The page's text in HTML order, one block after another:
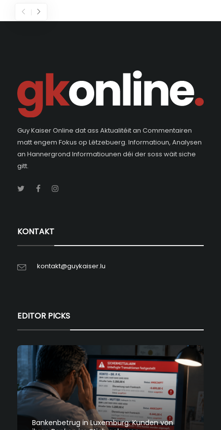
Guy Kaiser Online dat ass Aktualitéit an Commentairen
matt engem Fokus op Lëtzebuerg. Informatioun, Analysen
an Hannergrond Informatiounen déi der soss wäit siche
gitt.
KONTAKT
kontakt@guykaiser.lu
EDITOR PICKS
Bankenbetrug in Luxemburg: Kunden von